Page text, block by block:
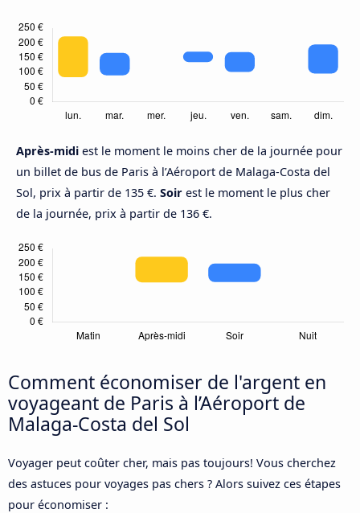
Après-midi est le moment le moins cher de la journée pour
un billet de bus de Paris à l’Aéroport de Malaga-Costa del
Sol, prix à partir de 135 €. Soir est le moment le plus cher
de la journée, prix à partir de 136 €.
Comment économiser de l'argent en
voyageant de Paris à l’Aéroport de
Malaga-Costa del Sol
Voyager peut coûter cher, mais pas toujours! Vous cherchez
des astuces pour voyages pas chers ? Alors suivez ces étapes
pour économiser :